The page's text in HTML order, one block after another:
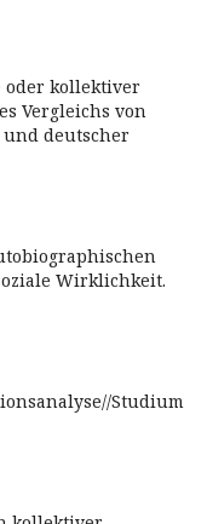
oder kollektiver
Vergleichs von
deutscher
Wirklichkeit.
Studium